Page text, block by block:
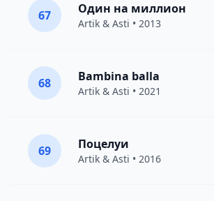
67 Один на миллион
Artik & Asti • 2013
68 Bambina balla
Artik & Asti • 2021
69 Поцелуи
Artik & Asti • 2016